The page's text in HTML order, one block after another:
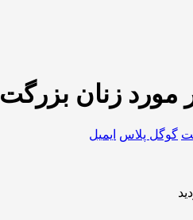
مورد زنان بزرگت
گوگل‌ پلاس ایمیل